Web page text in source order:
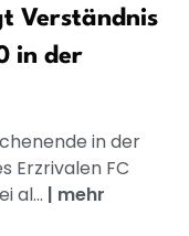
Verständnis
in der
in der
Erzrivalen FC
al... | mehr